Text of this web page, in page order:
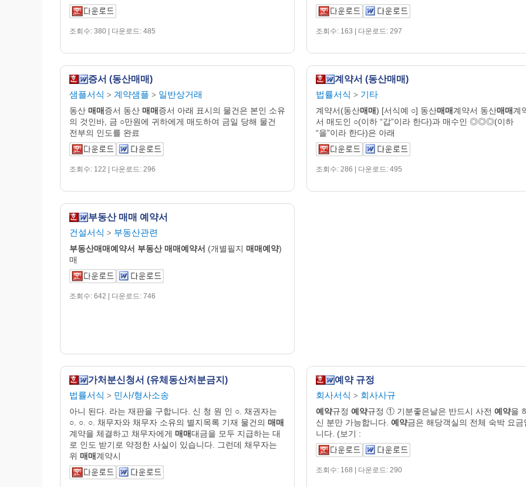
조회수: 380 | 다운로드: 485 조회수: 163 | 다운로드: 297
증서 (동산매매)
샘플서식 > 계약샘플 > 일반상거래
동산 매매증서 동산 매매증서 아래 표시의 물건은 본인 소유
의 것인바, 금 ○만원에 귀하에게 매도하여 금일 당해 물건
전부의 인도를 완료
조회수: 122 | 다운로드: 296
계약서 (동산매매)
법률서식 > 기타
계약서(동산매매) [서식예 ○] 동산매매계약서 동산매매계
서 매도인 ○(이하 “갑”이라 한다)과 매수인 ◎◎◎(이하
“을”이라 한다)은 아래
조회수: 286 | 다운로드: 495
부동산 매매 예약서
건설서식 > 부동산관련
부동산매매예약서 부동산 매매예약서 (개별필지 매매예약)
매
조회수: 642 | 다운로드: 746
가처분신청서 (유체동산처분금지)
법률서식 > 민사/형사소송
아니 된다. 라는 재판을 구합니다. 신 청 원 인 ○. 채권자는
○. ○. ○. 채무자와 채무자 소유의 별지목록 기재 물건의 매매
계약을 체결하고 채무자에게 매매대금을 모두 지급하는 대
로 인도 받기로 약정한 사실이 있습니다. 그런데 채무자는
위 매매계약시
예약 규정
회사서식 > 회사사규
예약규정 예약규정 ① 기분좋은날은 반드시 사전 예약을
신 분만 가능합니다. 예약금은 해당객실의 전체 숙박 요금
니다. (보기 :
조회수: 168 | 다운로드: 290